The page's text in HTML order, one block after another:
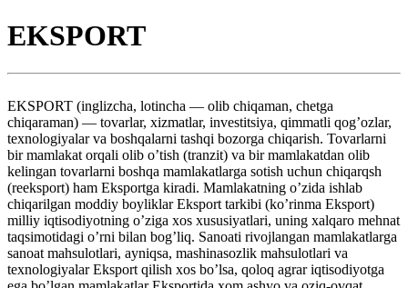
EKSPORT
EKSPORT (inglizcha, lotincha — olib chiqaman, chetga
chiqaraman) — tovarlar, xizmatlar, investitsiya, qimmatli qog’ozlar,
texnologiyalar va boshqalarni tashqi bozorga chiqarish. Tovarlarni
bir mamlakat orqali olib o’tish (tranzit) va bir mamlakatdan olib
kelingan tovarlarni boshqa mamlakatlarga sotish uchun chiqarqsh
(reeksport) ham Eksportga kiradi. Mamlakatning o’zida ishlab
chiqarilgan moddiy boyliklar Eksport tarkibi (ko’rinma Eksport)
milliy iqtisodiyotning o’ziga xos xususiyatlari, uning xalqaro mehnat
taqsimotidagi o’rni bilan bog’liq. Sanoati rivojlangan mamlakatlarga
sanoat mahsulotlari, ayniqsa, mashinasozlik mahsulotlari va
texnologiyalar Eksport qilish xos bo’lsa, qoloq agrar iqtisodiyotga